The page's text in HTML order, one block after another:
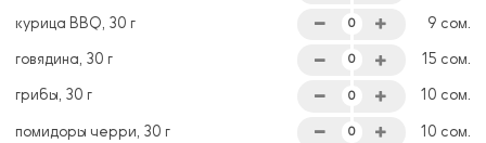
курица BBQ, 30 г 9 сом.
говядина, 30 г 15 сом.
грибы, 30 г 10 сом.
помидоры черри, 30 г 10 сом.